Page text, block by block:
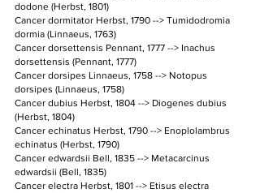
dodone (Herbst, 1801)
Cancer dormitator Herbst, 1790 --> Tumidodromia
dormia (Linnaeus, 1763)
Cancer dorsettensis Pennant, 1777 --> Inachus
dorsettensis (Pennant, 1777)
Cancer dorsipes Linnaeus, 1758 --> Notopus
dorsipes (Linnaeus, 1758)
Cancer dubius Herbst, 1804 --> Diogenes dubius
(Herbst, 1804)
Cancer echinatus Herbst, 1790 --> Enoplolambrus
echinatus (Herbst, 1790)
Cancer edwardsii Bell, 1835 --> Metacarcinus
edwardsii (Bell, 1835)
Cancer electra Herbst, 1801 --> Etisus electra